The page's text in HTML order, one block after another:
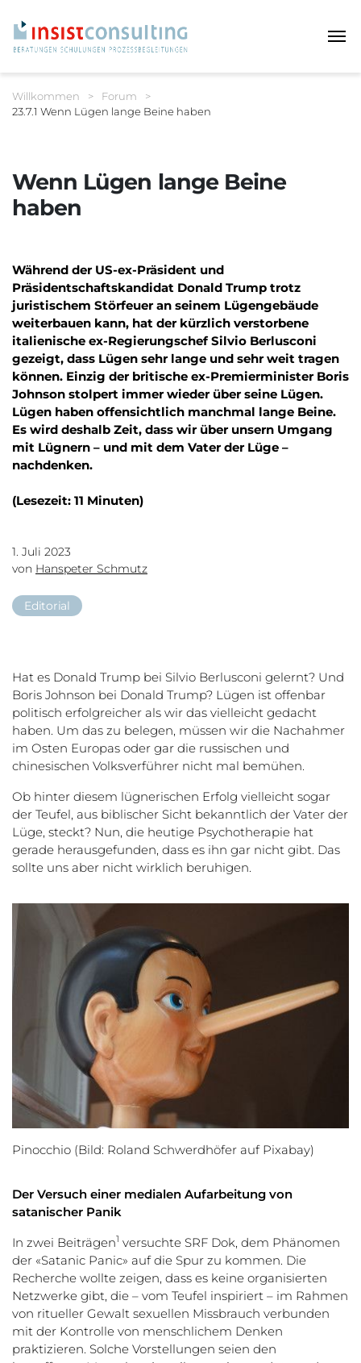
Sie befinden sich hier:
Willkommen > Forum
>
23.7.1 Wenn Lügen lange Beine haben
Wenn Lügen lange Beine
haben
Während der US-ex-Präsident und
Präsidentschaftskandidat Donald Trump trotz
juristischem Störfeuer an seinem Lügengebäude
weiterbauen kann, hat der kürzlich verstorbene
italienische ex-Regierungschef Silvio Berlusconi
gezeigt, dass Lügen sehr lange und sehr weit tragen
können. Einzig der britische ex-Premierminister Boris
Johnson stolpert immer wieder über seine Lügen.
Lügen haben offensichtlich manchmal lange Beine.
Es wird deshalb Zeit, dass wir über unsern Umgang
mit Lügnern – und mit dem Vater der Lüge –
nachdenken.
(Lesezeit: 11 Minuten)
1. Juli 2023
von Hanspeter Schmutz
Editorial
Hat es Donald Trump bei Silvio Berlusconi gelernt? Und
Boris Johnson bei Donald Trump? Lügen ist offenbar
politisch erfolgreicher als wir das vielleicht gedacht
haben. Um das zu belegen, müssen wir die Nachahmer
im Osten Europas oder gar die russischen und
chinesischen Volksverführer nicht mal bemühen.
Ob hinter diesem lügnerischen Erfolg vielleicht sogar
der Teufel, aus biblischer Sicht bekanntlich der Vater der
Lüge, steckt? Nun, die heutige Psychotherapie hat
gerade herausgefunden, dass es ihn gar nicht gibt. Das
sollte uns aber nicht wirklich beruhigen.
Pinocchio (Bild: Roland Schwerdhöfer auf Pixabay)
Der Versuch einer medialen Aufarbeitung von
satanischer Panik
In zwei Beiträgen1 versuchte SRF Dok, dem Phänomen
der «Satanic Panic» auf die Spur zu kommen. Die
Recherche wollte zeigen, dass es keine organisierten
Netzwerke gibt, die – vom Teufel inspiriert – im Rahmen
von ritueller Gewalt sexuellen Missbrauch verbunden
mit der Kontrolle von menschlichem Denken
praktizieren. Solche Vorstellungen seien den